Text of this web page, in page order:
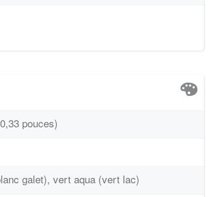
pouces)
galet), vert aqua (vert lac)